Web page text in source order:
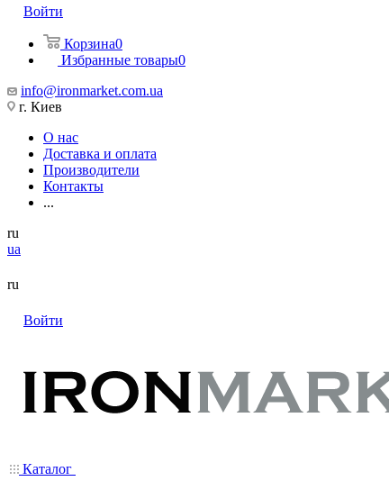
Войти
Корзина0
Избранные товары0
info@ironmarket.com.ua
г. Киев
О нас
Доставка и оплата
Производители
Контакты
...
ru
ua
ru
Войти
Каталог